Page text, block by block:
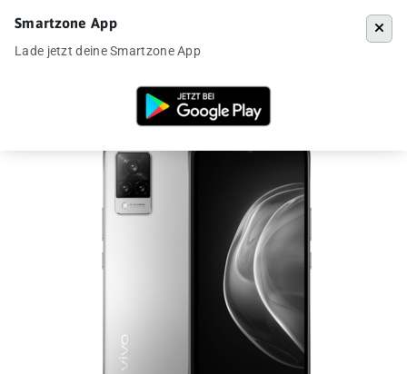
»Vivo V21 5G für 299€ aus DE
Smartzone App
Lade jetzt deine Smartzone App